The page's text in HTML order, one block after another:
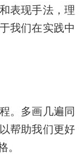
表现手法，理
我们在实践中
。多画几遍同
帮助我们更好
。